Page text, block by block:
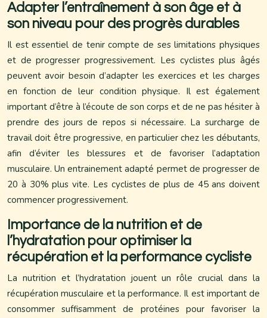
Adapter l’entraînement à son âge et à
son niveau pour des progrès durables
Il est essentiel de tenir compte de ses limitations physiques
et de progresser progressivement. Les cyclistes plus âgés
peuvent avoir besoin d’adapter les exercices et les charges
en fonction de leur condition physique. Il est également
important d’être à l’écoute de son corps et de ne pas hésiter à
prendre des jours de repos si nécessaire. La surcharge de
travail doit être progressive, en particulier chez les débutants,
afin d’éviter les blessures et de favoriser l’adaptation
musculaire. Un entrainement adapté permet de progresser de
20 à 30% plus vite. Les cyclistes de plus de 45 ans doivent
commencer progressivement.
Importance de la nutrition et de
l’hydratation pour optimiser la
récupération et la performance cycliste
La nutrition et l’hydratation jouent un rôle crucial dans la
récupération musculaire et la performance. Il est important de
consommer suffisamment de protéines pour favoriser la